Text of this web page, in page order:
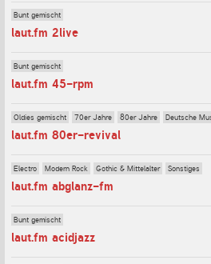
Bunt gemischt
laut.fm 2live
Bunt gemischt
laut.fm 45-rpm
Oldies gemischt 70er Jahre 80er Jahre Deutsche
laut.fm 80er-revival
Electro Modern Rock Gothic & Mittelalter Sonstiges
laut.fm abglanz-fm
Bunt gemischt
laut.fm acidjazz